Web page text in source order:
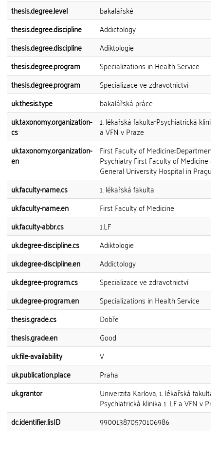
thesis.degree.level
bakalářské
thesis.degree.discipline
Addictology
thesis.degree.discipline
Adiktologie
thesis.degree.program
Specializations in Health Service
thesis.degree.program
Specializace ve zdravotnictví
uk.thesis.type
bakalářská práce
uk.taxonomy.organization-
cs
1. lékařská fakulta::Psychiatrická
a VFN v Praze
uk.taxonomy.organization-
en
First Faculty of Medicine::Department
Psychiatry First Faculty of Medicine
General University Hospital in Prague
uk.faculty-name.cs
1. lékařská fakulta
uk.faculty-name.en
First Faculty of Medicine
uk.faculty-abbr.cs
1.LF
uk.degree-discipline.cs
Adiktologie
uk.degree-discipline.en
Addictology
uk.degree-program.cs
Specializace ve zdravotnictví
uk.degree-program.en
Specializations in Health Service
thesis.grade.cs
Dobře
thesis.grade.en
Good
uk.file-availability
V
uk.publication.place
Praha
uk.grantor
Univerzita Karlova, 1. lékařská fakulta,
Psychiatrická klinika 1. LF a VFN v
dc.identifier.lisID
990013870570106986